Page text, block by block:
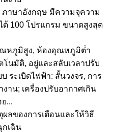
าษาอังกฤษ มีความจุความ
100 โปรแกรม ขนาดสูงสุด
ณหภูมิสูง, ห้องอุณหภูมิต่ํา
นมัติ, อยู่และสลับเวลาปรับ
ะเบิดไฟฟ้า: สั้นวงจร, การ
าน; เครื่องปรับอากาศเกิน
...
ลของการเตือนและให้วิธี
กเฉิน